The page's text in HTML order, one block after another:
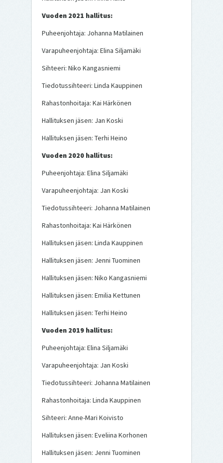
Vuoden 2021 hallitus:
Puheenjohtaja: Johanna Matilainen
Varapuheenjohtaja: Elina Siljamäki
Sihteeri: Niko Kangasniemi
Tiedotussihteeri: Linda Kauppinen
Rahastonhoitaja: Kai Härkönen
Hallituksen jäsen: Jan Koski
Hallituksen jäsen: Terhi Heino
Vuoden 2020 hallitus:
Puheenjohtaja: Elina Siljamäki
Varapuheenjohtaja: Jan Koski
Tiedotussihteeri: Johanna Matilainen
Rahastonhoitaja: Kai Härkönen
Hallituksen jäsen: Linda Kauppinen
Hallituksen jäsen: Jenni Tuominen
Hallituksen jäsen: Niko Kangasniemi
Hallituksen jäsen: Emilia Kettunen
Hallituksen jäsen: Terhi Heino
Vuoden 2019 hallitus:
Puheenjohtaja: Elina Siljamäki
Varapuheenjohtaja: Jan Koski
Tiedotussihteeri: Johanna Matilainen
Rahastonhoitaja: Linda Kauppinen
Sihteeri: Anne-Mari Koivisto
Hallituksen jäsen: Eveliina Korhonen
Hallituksen jäsen: Jenni Tuominen